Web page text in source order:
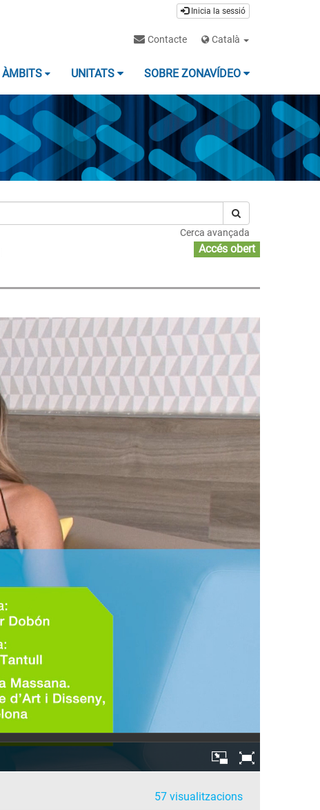
Inicia la sessió
Contacte Català
ÀMBITS UNITATS SOBRE ZONAVÍDEO
Cerca avançada
Accés obert
57 visualitzacions